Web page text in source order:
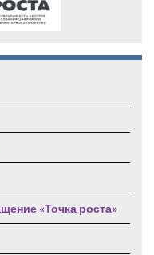
«Точка роста»